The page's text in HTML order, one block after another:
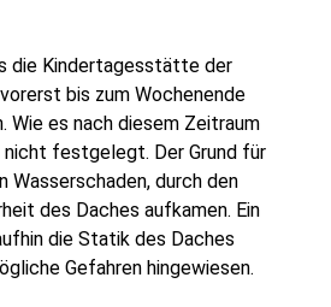
die Kindertagesstätte der
bis zum Wochenende
Wie es nach diesem Zeitraum
festgelegt. Der Grund für
Wasserschaden, durch den
des Daches aufkamen. Ein
die Statik des Daches
Gefahren hingewiesen.